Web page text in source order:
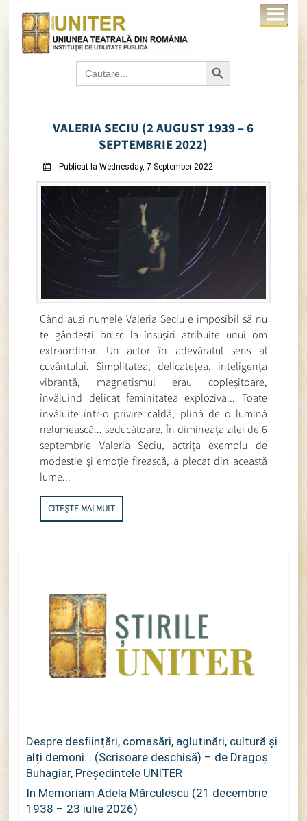
Search
for:
Search Button
VALERIA SECIU (2 AUGUST 1939 – 6
SEPTEMBRIE 2022)
Publicat la Wednesday, 7 September 2022
Când auzi numele Valeria Seciu e imposibil să nu
te gândești brusc la însușiri atribuite unui om
extraordinar. Un actor în adevăratul sens al
cuvântului. Simplitatea, delicatețea, inteligența
vibrantă, magnetismul erau copleșitoare,
învăluind delicat feminitatea explozivă... Toate
învăluite într-o privire caldă, plină de o lumină
nelumească... seducătoare. În dimineața zilei de 6
septembrie Valeria Seciu, actrița exemplu de
modestie și emoție firească, a plecat din această
lume...
CITEȘTE MAI MULT
Despre desființări, comasări, aglutinări, cultură și
alți demoni… (Scrisoare deschisă) – de Dragoș
Buhagiar, Președintele UNITER
In Memoriam Adela Mărculescu (21 decembrie
1938 – 23 iulie 2026)